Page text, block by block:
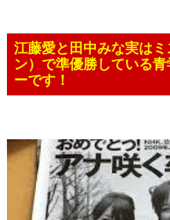
江藤愛と田中みな実は
ン）で準優勝している
ーです！